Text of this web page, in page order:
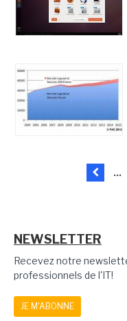
...
NEWSLETTER
Recevez notre
professionnels de l'IT!
JE M'ABONNE